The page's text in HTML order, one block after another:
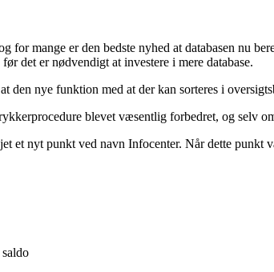
for mange er den bedste nyhed at databasen nu
det er nødvendigt at investere i mere database.
den nye funktion med at der kan sorteres i
blevet væsentlig forbedret, og selv
et nyt punkt ved navn Infocenter. Når dette